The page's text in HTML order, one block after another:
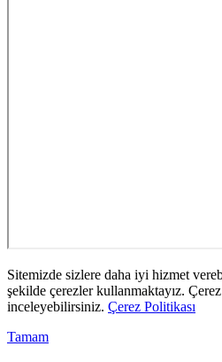
Sitemizde sizlere daha iyi hizmet
şekilde çerezler kullanmaktayız.
inceleyebilirsiniz. Çerez Politikası
Tamam